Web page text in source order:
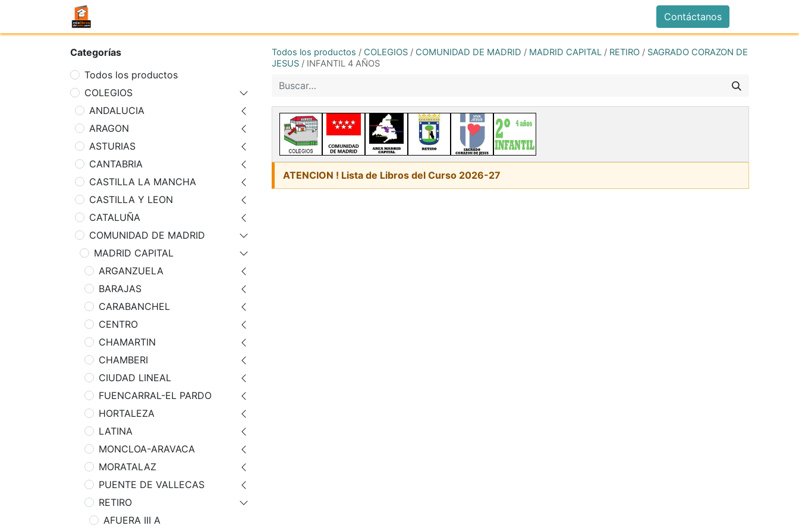
Contáctanos
Categorías
Todos los productos
COLEGIOS
ANDALUCIA
ARAGON
ASTURIAS
CANTABRIA
CASTILLA LA MANCHA
CASTILLA Y LEON
CATALUÑA
COMUNIDAD DE MADRID
MADRID CAPITAL
ARGANZUELA
BARAJAS
CARABANCHEL
CENTRO
CHAMARTIN
CHAMBERI
CIUDAD LINEAL
FUENCARRAL-EL PARDO
HORTALEZA
LATINA
MONCLOA-ARAVACA
MORATALAZ
PUENTE DE VALLECAS
RETIRO
AFUERA III A
Todos los productos / COLEGIOS / COMUNIDAD DE MADRID / MADRID CAPITAL / RETIRO / SAGRADO CORAZON DE
JESUS / INFANTIL 4 AÑOS
ATENCION ! Lista de Libros del Curso 2026-27